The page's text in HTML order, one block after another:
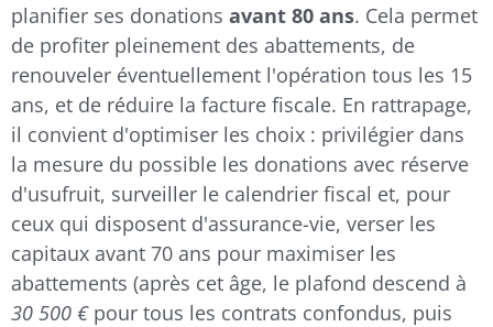
planifier ses donations avant 80 ans. Cela permet
de profiter pleinement des abattements, de
renouveler éventuellement l'opération tous les 15
ans, et de réduire la facture fiscale. En rattrapage,
il convient d'optimiser les choix : privilégier dans
la mesure du possible les donations avec réserve
d'usufruit, surveiller le calendrier fiscal et, pour
ceux qui disposent d'assurance-vie, verser les
capitaux avant 70 ans pour maximiser les
abattements (après cet âge, le plafond descend à
30 500 €pour tous les contrats confondus, puis